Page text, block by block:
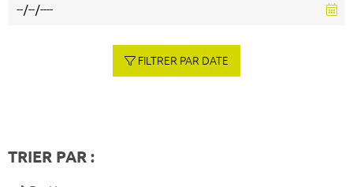
FILTRER PAR DATE
TRIER PAR :